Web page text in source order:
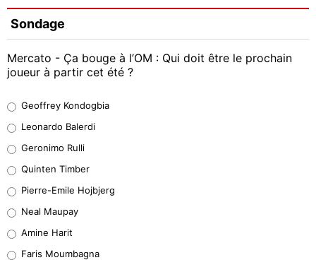
Sondage
Mercato - Ça bouge à l’OM : Qui doit être le prochain
joueur à partir cet été ?
38%
32%
5%
1%
Geoffrey Kondogbia
Leonardo Balerdi
Geronimo Rulli
Quinten Timber
Pierre-Emile Hojbjerg
Neal Maupay
Amine Harit
Faris Moumbagna